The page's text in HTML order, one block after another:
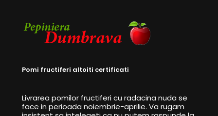
Pomi fructiferi altoiti certificati
Livrarea pomilor fructiferi cu radacina nuda se
face in perioada noiembrie-aprilie. Va rugam